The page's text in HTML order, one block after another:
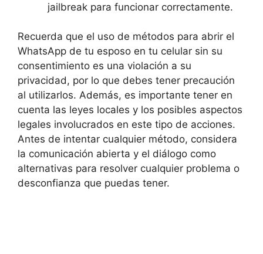
jailbreak para funcionar correctamente.
Recuerda que el uso de métodos para abrir el
WhatsApp de tu esposo en tu celular sin su
consentimiento es una violación a su
privacidad, por lo que debes tener precaución
al utilizarlos. Además, es importante tener en
cuenta las leyes locales y los posibles aspectos
legales involucrados en este tipo de acciones.
Antes de intentar cualquier método, considera
la comunicación abierta y el diálogo como
alternativas para resolver cualquier problema o
desconfianza que puedas tener.